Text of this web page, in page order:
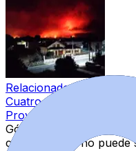
Relacionado
Cuatro años del inicio
Provincia
Gómez concluyó
con Portugal, no puede